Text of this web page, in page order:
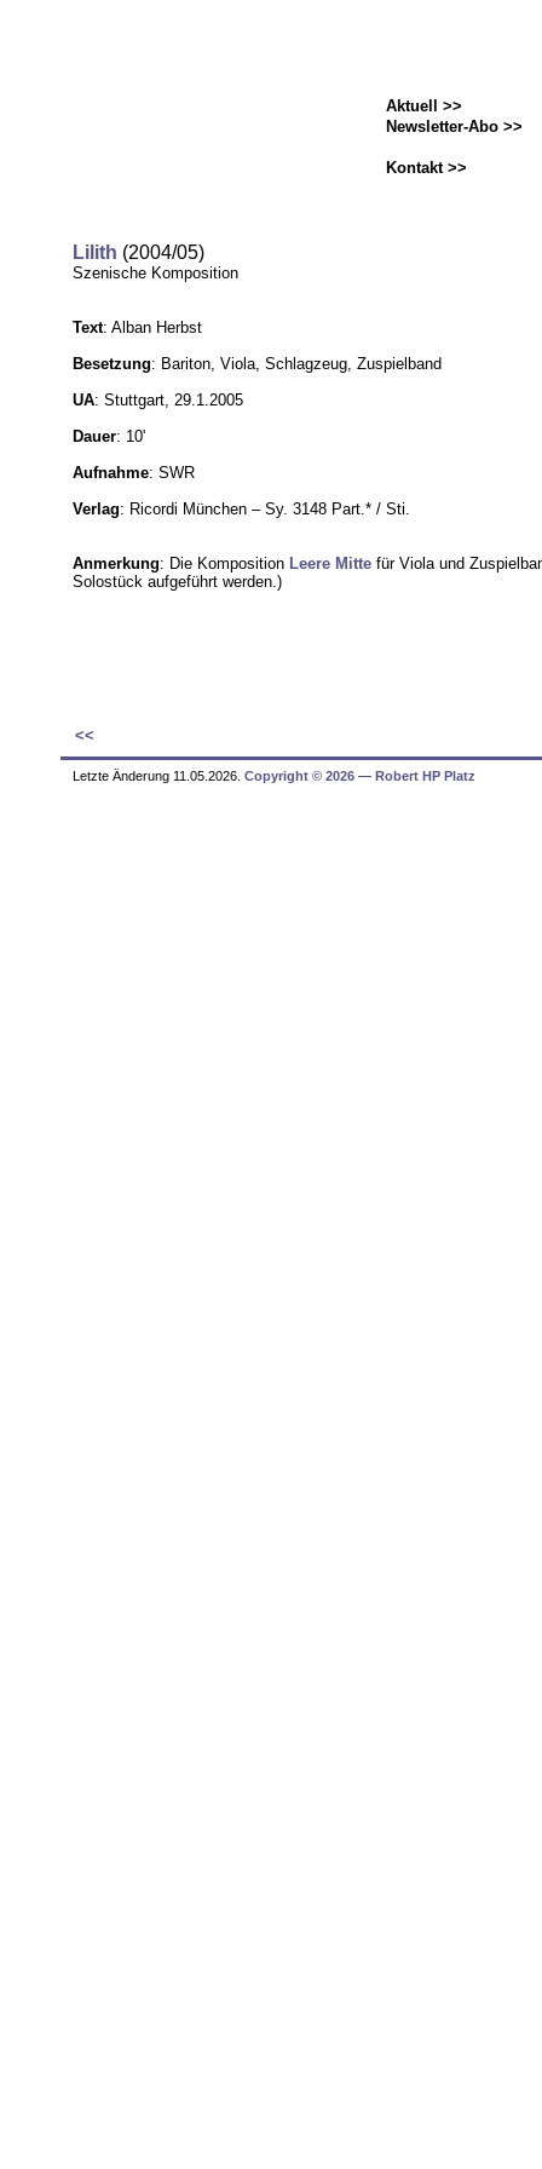
Aktuell >>
Newsletter-Abo >>
Kontakt >>
Lilith (2004/05)
Szenische Komposition
Text: Alban Herbst
Besetzung: Bariton, Viola, Schlagzeug, Zuspielband
UA: Stuttgart, 29.1.2005
Dauer: 10'
Aufnahme: SWR
Verlag: Ricordi München – Sy. 3148 Part.* / Sti.
Anmerkung: Die Komposition Leere Mitte für Viola und
Solostück aufgeführt werden.)
<<
Letzte Änderung 11.05.2026. Copyright © 2026 ― Robert HP Platz